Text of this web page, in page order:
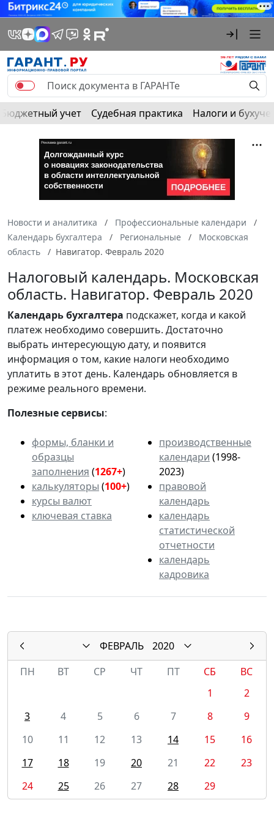
Бюджетный учет Судебная практика Налоги и
Новости и аналитика
Профессиональные календари
Календарь бухгалтера
Региональные
Московская
область
Навигатор. Февраль 2020
Налоговый календарь. Московская
область. Навигатор. Февраль 2020
Календарьбухгалтера подскажет, когда и какой
платеж необходимо совершить. Достаточно
выбрать интересующую дату, и появится
информация о том, какие налоги необходимо
уплатить в этот день. Календарь обновляется в
режиме реального времени.
Полезные сервисы:
формы, бланки и
образцы
заполнения (1267+)
калькуляторы (100+)
курсы валют
ключевая ставка
производственные
календари (1998-
2023)
правовой
календарь
календарь
статистической
отчетности
календарь
кадровика
ФЕВРАЛЬ
2020
ПН
ВТ СР ЧТ ПТ СБ
ВС
1
2
3
4 5 6 7 8
9
10
11 12 13 14 15
16
17
18 19 20 21 22
23
24
25 26 27 28 29